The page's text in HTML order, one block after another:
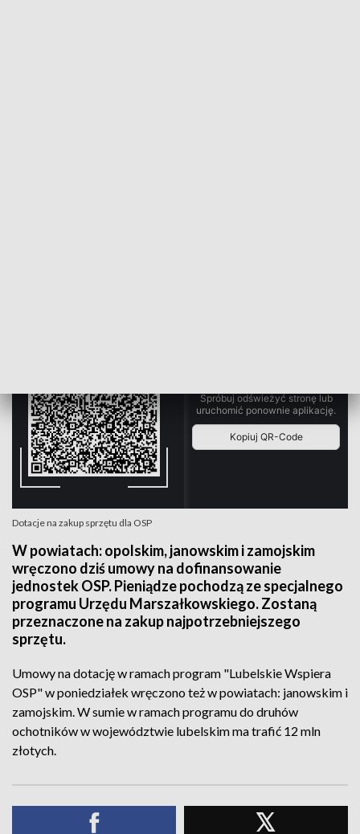
Dotacje na zakup sprzętu dla OSP
W powiatach: opolskim, janowskim i zamojskim
wręczono dziś umowy na dofinansowanie
jednostek OSP. Pieniądze pochodzą ze specjalnego
programu Urzędu Marszałkowskiego. Zostaną
przeznaczone na zakup najpotrzebniejszego
sprzętu.
Umowy na dotację w ramach program "Lubelskie Wspiera
OSP" w poniedziałek wręczono też w powiatach: janowskim i
zamojskim. W sumie w ramach programu do druhów
ochotników w województwie lubelskim ma trafić 12 mln
złotych.